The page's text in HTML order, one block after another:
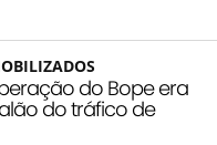
do Bope era
do tráfico de